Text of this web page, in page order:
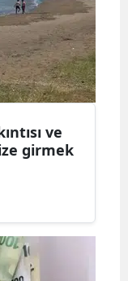
Yozgat
Zonguldak
Aksaray
ve
girmek